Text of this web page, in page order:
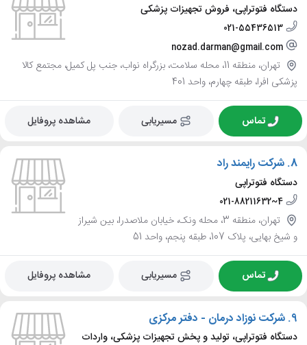
دستگاه فتوتراپی، فروش تجهیزات پزشکی
021-55436513
nozad.darman@gmail.com
تهران، منطقه 11، محله سلامت، بزرگراه نواب، جنب پل کمیل، مجتمع کالا
پزشکی افرا، طبقه چهارم، واحد 401
تماس مسیریابی مشاهده پروفایل
8. شرکت رایمند راد
دستگاه فتوتراپی
021-88211632~4
تهران، منطقه 3، محله ونک، خیابان ملاصدرا، بین شیراز
و شیخ بهایی، پلاک 107، طبقه پنجم، واحد 51
تماس مسیریابی مشاهده پروفایل
9. شرکت نوزاد درمان - دفتر مرکزی
دستگاه فتوتراپی، تولید و پخش تجهیزات پزشکی، واردات